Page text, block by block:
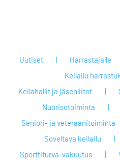
Uutiset Harrastajalle
Keilailu
Keilahallit ja jäsenliitot
Nuorisotoiminta
Seniori- ja veteraanitoiminta
Soveltava keilailu
Sporttiturva-vakuutus